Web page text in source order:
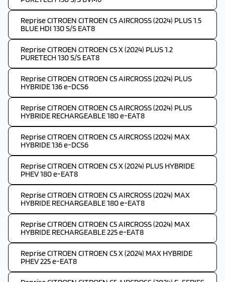
Reprise CITROEN CITROEN C5 AIRCROSS (2024) PLUS 1.5
BLUE HDI 130 S/S EAT8
Reprise CITROEN CITROEN C5 X (2024) PLUS 1.2
PURETECH 130 S/S EAT8
Reprise CITROEN CITROEN C5 AIRCROSS (2024) PLUS
HYBRIDE 136 e-DCS6
Reprise CITROEN CITROEN C5 AIRCROSS (2024) PLUS
HYBRIDE RECHARGEABLE 180 e-EAT8
Reprise CITROEN CITROEN C5 AIRCROSS (2024) MAX
HYBRIDE 136 e-DCS6
Reprise CITROEN CITROEN C5 X (2024) PLUS HYBRIDE
PHEV 180 e-EAT8
Reprise CITROEN CITROEN C5 AIRCROSS (2024) MAX
HYBRIDE RECHARGEABLE 180 e-EAT8
Reprise CITROEN CITROEN C5 AIRCROSS (2024) MAX
HYBRIDE RECHARGEABLE 225 e-EAT8
Reprise CITROEN CITROEN C5 X (2024) MAX HYBRIDE
PHEV 225 e-EAT8